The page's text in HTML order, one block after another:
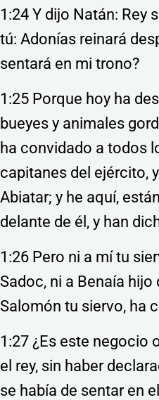
1:24 Y dijo Natán: Rey
tú: Adonías reinará
sentará en mi trono?
1:25 Porque hoy ha
bueyes y animales
ha convidado a todos
capitanes del ejército,
Abiatar; y he aquí,
delante de él, y han
1:26 Pero ni a mí tu
Sadoc, ni a Benaía hijo
Salomón tu siervo, ha
1:27 ¿Es este negocio
el rey, sin haber
se había de sentar en